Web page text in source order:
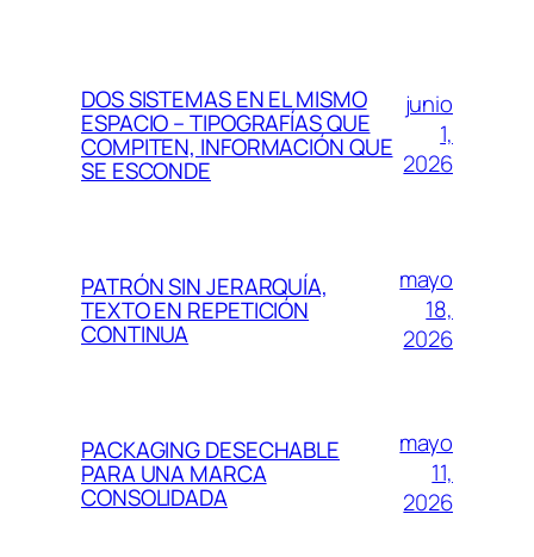
DOS SISTEMAS EN EL MISMO
ESPACIO – TIPOGRAFÍAS QUE
COMPITEN, INFORMACIÓN QUE
SE ESCONDE
junio
1,
2026
PATRÓN SIN JERARQUÍA,
TEXTO EN REPETICIÓN
CONTINUA
mayo
18,
2026
PACKAGING DESECHABLE
PARA UNA MARCA
CONSOLIDADA
mayo
11,
2026